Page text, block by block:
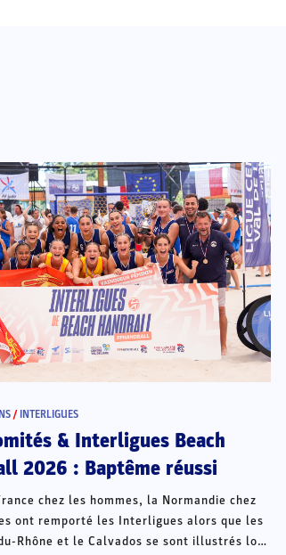
/ INTERLIGUES
& Interligues Beach
2026 : Baptême réussi
chez les hommes, la Normandie chez
ont remporté les Interligues alors que les
Rhône et le Calvados se sont illustrés lors